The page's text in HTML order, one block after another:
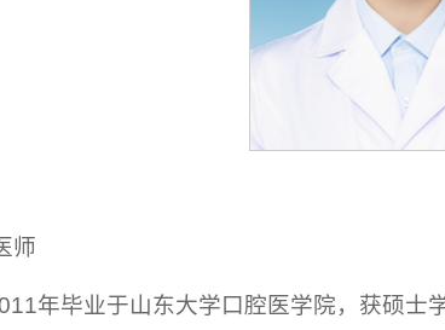
师
年毕业于山东大学口腔医学院，获硕士